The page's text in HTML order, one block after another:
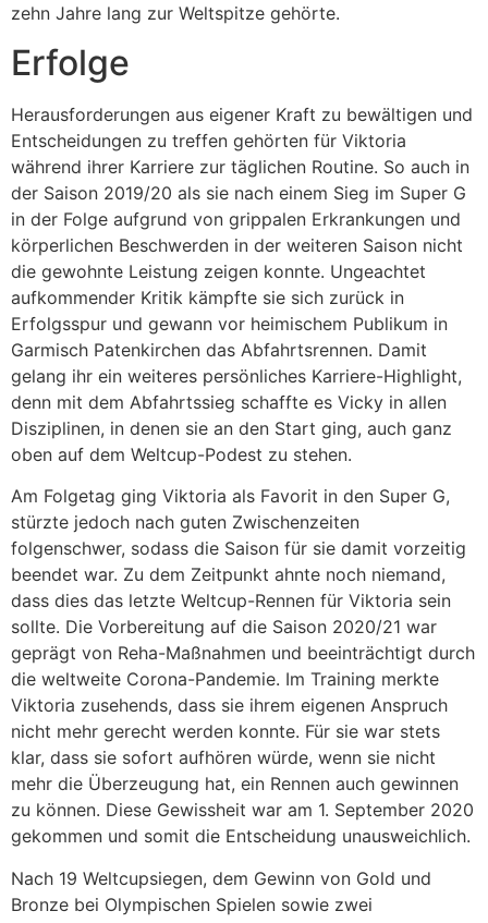
zehn Jahre lang zur Weltspitze gehörte.
Erfolge
Herausforderungen aus eigener Kraft zu bewältigen und
Entscheidungen zu treffen gehörten für Viktoria
während ihrer Karriere zur täglichen Routine. So auch in
der Saison 2019/20 als sie nach einem Sieg im Super G
in der Folge aufgrund von grippalen Erkrankungen und
körperlichen Beschwerden in der weiteren Saison nicht
die gewohnte Leistung zeigen konnte. Ungeachtet
aufkommender Kritik kämpfte sie sich zurück in
Erfolgsspur und gewann vor heimischem Publikum in
Garmisch Patenkirchen das Abfahrtsrennen. Damit
gelang ihr ein weiteres persönliches Karriere-Highlight,
denn mit dem Abfahrtssieg schaffte es Vicky in allen
Disziplinen, in denen sie an den Start ging, auch ganz
oben auf dem Weltcup-Podest zu stehen.
Am Folgetag ging Viktoria als Favorit in den Super G,
stürzte jedoch nach guten Zwischenzeiten
folgenschwer, sodass die Saison für sie damit vorzeitig
beendet war. Zu dem Zeitpunkt ahnte noch niemand,
dass dies das letzte Weltcup-Rennen für Viktoria sein
sollte. Die Vorbereitung auf die Saison 2020/21 war
geprägt von Reha-Maßnahmen und beeinträchtigt durch
die weltweite Corona-Pandemie. Im Training merkte
Viktoria zusehends, dass sie ihrem eigenen Anspruch
nicht mehr gerecht werden konnte. Für sie war stets
klar, dass sie sofort aufhören würde, wenn sie nicht
mehr die Überzeugung hat, ein Rennen auch gewinnen
zu können. Diese Gewissheit war am 1. September 2020
gekommen und somit die Entscheidung unausweichlich.
Nach 19 Weltcupsiegen, dem Gewinn von Gold und
Bronze bei Olympischen Spielen sowie zwei